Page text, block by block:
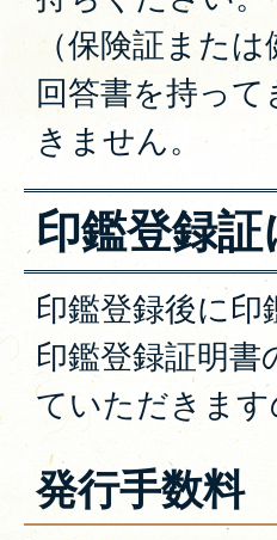
（保険証また
回答書を持っ
きません。
印鑑登録
印鑑登録後に
印鑑登録証明
ていただきま
発行手数料